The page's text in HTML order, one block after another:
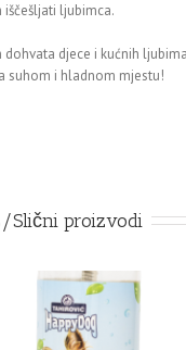
ljubimca.
dohvata djece i kućnih
suhom i hladnom mjestu!
Slični proizvodi